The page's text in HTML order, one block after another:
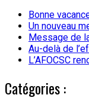
Bonne
Un nouveau
Message de
Au-delà de
L’AFOCSC
Catégories :